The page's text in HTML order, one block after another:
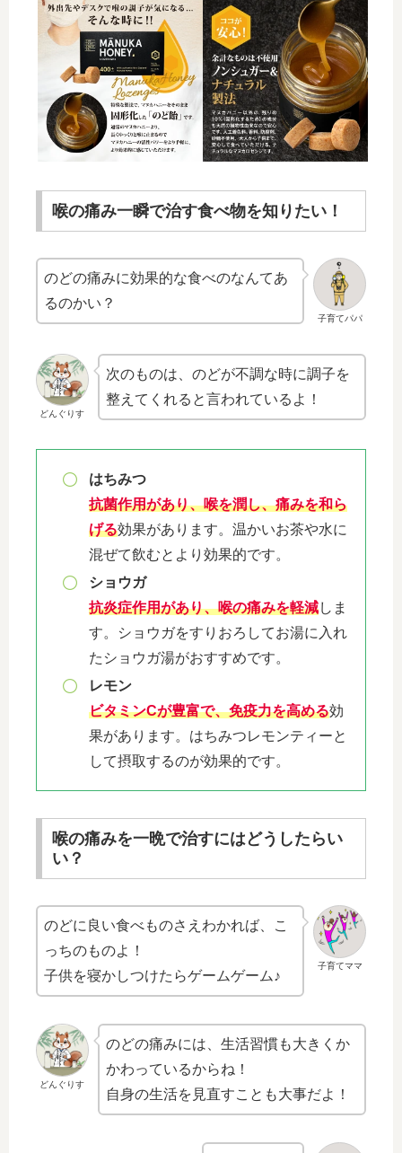
喉の痛み一瞬で治す食べ物を知りたい！
子育てパパ
のどの痛みに効果的な食べのなんてあ
るのかい？
どんぐりす
次のものは、のどが不調な時に調子を
整えてくれると言われているよ！
はちみつ
抗菌作用があり、喉を潤し、痛みを和ら
げる効果があります。温かいお茶や水に
混ぜて飲むとより効果的です。
ショウガ
抗炎症作用があり、喉の痛みを軽減しま
す。ショウガをすりおろしてお湯に入れ
たショウガ湯がおすすめです。
レモン
ビタミンCが豊富で、免疫力を高める効
果があります。はちみつレモンティーと
して摂取するのが効果的です。
喉の痛みを一晩で治すにはどうしたらい
い？
子育てママ
のどに良い食べものさえわかれば、こ
っちのものよ！
子供を寝かしつけたらゲームゲーム♪
どんぐりす
のどの痛みには、生活習慣も大きくか
かわっているからね！
自身の生活を見直すことも大事だよ！